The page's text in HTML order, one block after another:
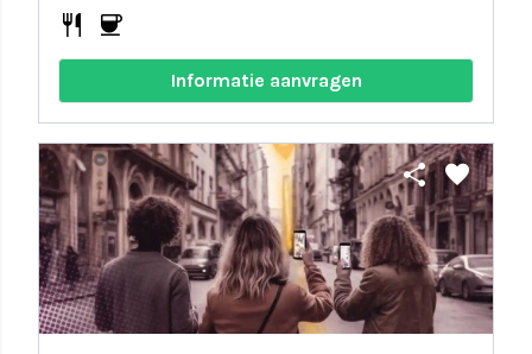
restaurant coffee
Informatie aanvragen
share favorite